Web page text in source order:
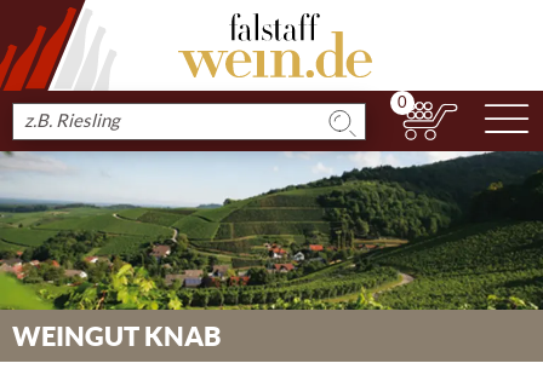
Produkt
suchen
0
WEINGUT KNAB